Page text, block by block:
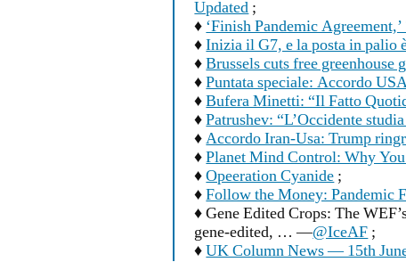
Updated ;
♦ ‘Finish Pandemic
♦Inizia il G7, e la posta in palio
♦Brussels cuts free
♦Puntata speciale: Accordo
♦Bufera Minetti: “Il Fatto
♦Patrushev: “L’Occidente
♦Accordo Iran-Usa: Trump
♦Planet Mind Control: Why
♦Opeeration Cyanide ;
♦Follow the Money: Pandemic
♦ Gene Edited Crops: The
gene-edited, … —@IceAF ;
♦UK Column News — 15th